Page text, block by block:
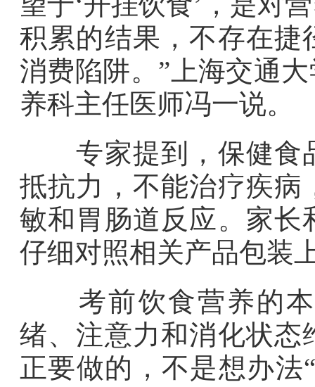
积累的结果，不存在捷
消费陷阱。”上海交通
养科主任医师冯一说。
专家提到，保健食
抵抗力，不能治疗疾病
敏和胃肠道反应。家长
仔细对照相关产品包装
考前饮食营养的本
绪、注意力和消化状态
正要做的，不是想办法